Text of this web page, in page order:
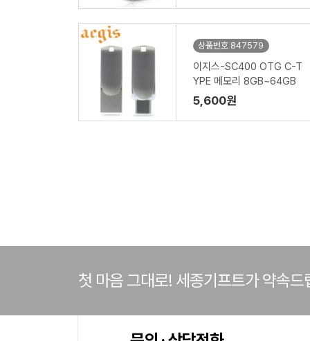
상품번호 847579
이지스-SC400 OTG C-T
YPE 메모리 8GB~64GB
5,600원
첫 마음 그대로! 세종기프트가 약속드